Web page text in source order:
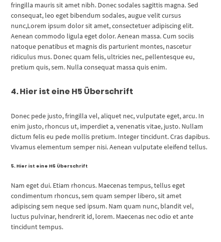
fringilla mauris sit amet nibh. Donec sodales sagittis magna. Sed
consequat, leo eget bibendum sodales, augue velit cursus
nunc,Lorem ipsum dolor sit amet, consectetuer adipiscing elit.
Aenean commodo ligula eget dolor. Aenean massa. Cum sociis
natoque penatibus et magnis dis parturient montes, nascetur
ridiculus mus. Donec quam felis, ultricies nec, pellentesque eu,
pretium quis, sem. Nulla consequat massa quis enim.
4. Hier ist eine H5 Überschrift
Donec pede justo, fringilla vel, aliquet nec, vulputate eget, arcu. In
enim justo, rhoncus ut, imperdiet a, venenatis vitae, justo. Nullam
dictum felis eu pede mollis pretium. Integer tincidunt. Cras dapibus.
Vivamus elementum semper nisi. Aenean vulputate eleifend tellus.
5. Hier ist eine H6 Überschrift
Nam eget dui. Etiam rhoncus. Maecenas tempus, tellus eget
condimentum rhoncus, sem quam semper libero, sit amet
adipiscing sem neque sed ipsum. Nam quam nunc, blandit vel,
luctus pulvinar, hendrerit id, lorem. Maecenas nec odio et ante
tincidunt tempus.